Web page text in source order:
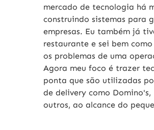
mercado de tecnologia há
construindo sistemas para
empresas. Eu também já
restaurante e sei bem
os problemas de uma
Agora meu foco é trazer
ponta que são utilizadas
de delivery como Domino's,
outros, ao alcance do